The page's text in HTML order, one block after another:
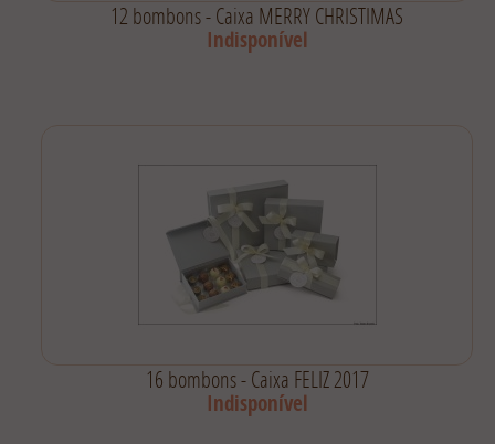
12 bombons - Caixa MERRY CHRISTIMAS
Indisponível
16 bombons - Caixa FELIZ 2017
Indisponível